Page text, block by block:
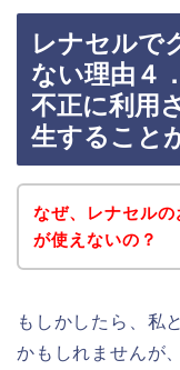
レナセルで
ない理由４
不正に利用
生すること
なぜ、レナセル
が使えないの？
もしかしたら、私
かもしれませんが